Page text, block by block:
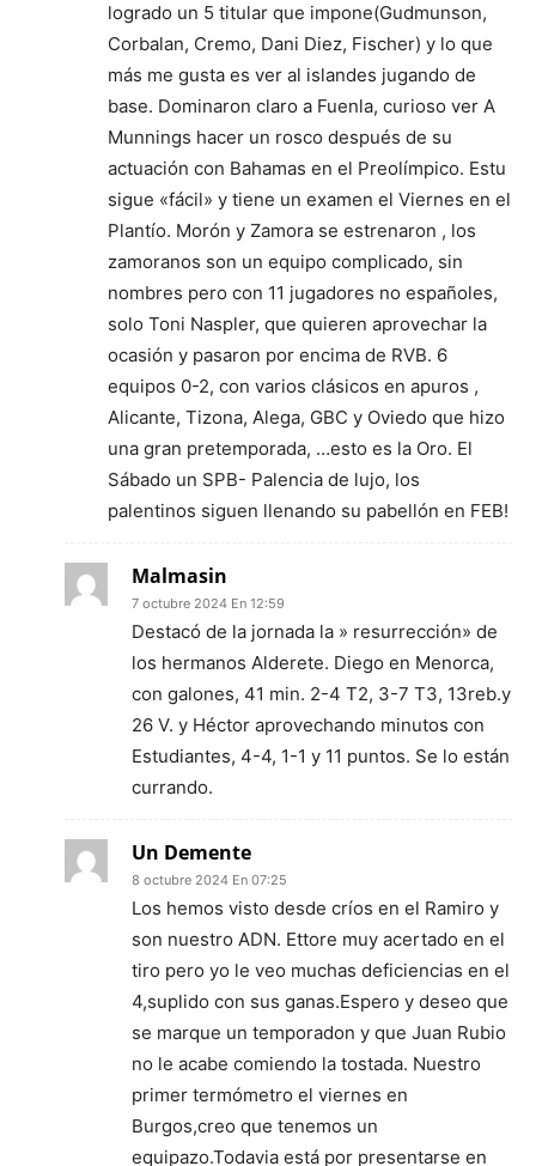
logrado un 5 titular que impone(Gudmunson,
Corbalan, Cremo, Dani Diez, Fischer) y lo que
más me gusta es ver al islandes jugando de
base. Dominaron claro a Fuenla, curioso ver A
Munnings hacer un rosco después de su
actuación con Bahamas en el Preolímpico. Estu
sigue «fácil» y tiene un examen el Viernes en el
Plantío. Morón y Zamora se estrenaron , los
zamoranos son un equipo complicado, sin
nombres pero con 11 jugadores no españoles,
solo Toni Naspler, que quieren aprovechar la
ocasión y pasaron por encima de RVB. 6
equipos 0-2, con varios clásicos en apuros ,
Alicante, Tizona, Alega, GBC y Oviedo que hizo
una gran pretemporada, …esto es la Oro. El
Sábado un SPB- Palencia de lujo, los
palentinos siguen llenando su pabellón en FEB!
Malmasin
7 octubre 2024 En 12:59
Destacó de la jornada la » resurrección» de
los hermanos Alderete. Diego en Menorca,
con galones, 41 min. 2-4 T2, 3-7 T3, 13reb.y
26 V. y Héctor aprovechando minutos con
Estudiantes, 4-4, 1-1 y 11 puntos. Se lo están
currando.
Un Demente
8 octubre 2024 En 07:25
Los hemos visto desde críos en el Ramiro y
son nuestro ADN. Ettore muy acertado en el
tiro pero yo le veo muchas deficiencias en el
4,suplido con sus ganas.Espero y deseo que
se marque un temporadon y que Juan Rubio
no le acabe comiendo la tostada. Nuestro
primer termómetro el viernes en
Burgos,creo que tenemos un
equipazo.Todavia está por presentarse en